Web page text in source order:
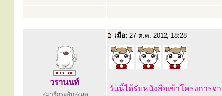
เมื่อ: 27 ต.ค. 2012, 18:28
วรานนท์
สมาชิกระดับสูงสุด
วันนี้ได้รับหนังสือเข้าโครงการจ